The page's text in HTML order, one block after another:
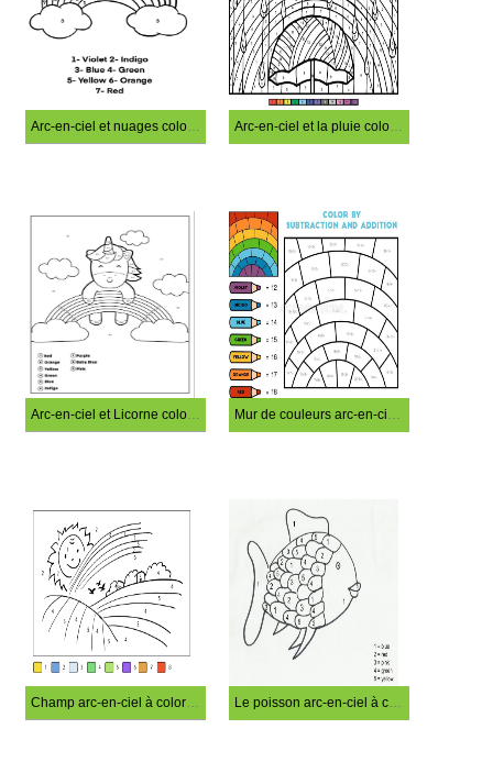
Arc-en-ciel et nuages coloriage magique Arc-en-ciel et la pluie coloration magique
Arc-en-ciel et Licorne coloriage magique Mur de couleurs arc-en-ciel coloriage magique
Champ arc-en-ciel à colorier par numéro Le poisson arc-en-ciel à colorier par numéro